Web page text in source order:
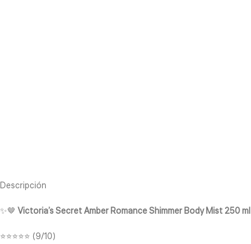
Descripción
✨🤎 Victoria’s Secret Amber Romance Shimmer Body Mist 250 ml
⭐⭐⭐⭐⭐ (9/10)